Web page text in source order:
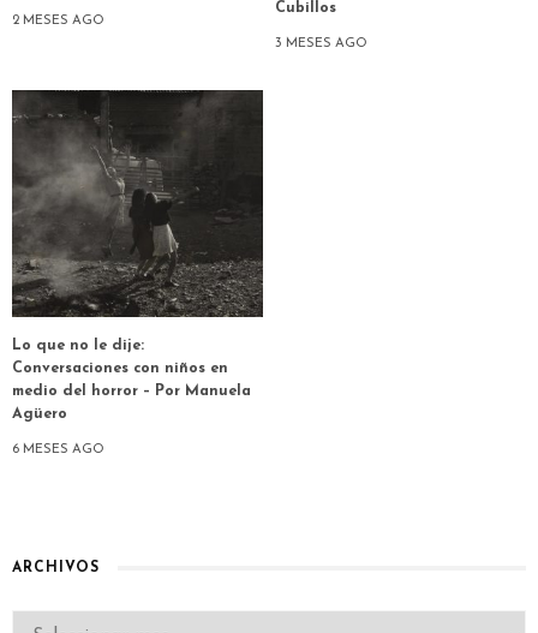
2 MESES AGO
Cubillos
3 MESES AGO
Lo que no le dije:
Conversaciones con niños en
medio del horror – Por Manuela
Agüero
6 MESES AGO
ARCHIVOS